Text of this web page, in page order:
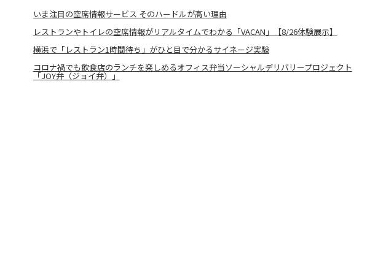
いま注目の空席情報サービス そのハードルが高い理由
レストランやトイレの空席情報がリアルタイムでわかる「VACAN」【8/26体験展示】
横浜で「レストラン1時間待ち」がひと目で分かるサイネージ実験
コロナ禍でも飲食店のランチを楽しめるオフィス弁当ソーシャルデリバリープロジェクト
「JOY弁（ジョイ弁）」